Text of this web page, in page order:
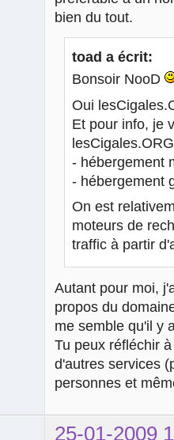
bien du tout.
toad a écrit:
Bonsoir NooD
Oui
Et pour info, je
- hébergement
- hébergement
On est
moteurs de
traffic à partir
Autant pour moi,
propos du
me semble qu'il y
Tu peux réfléchir
d'autres services
personnes et
25-01-2009